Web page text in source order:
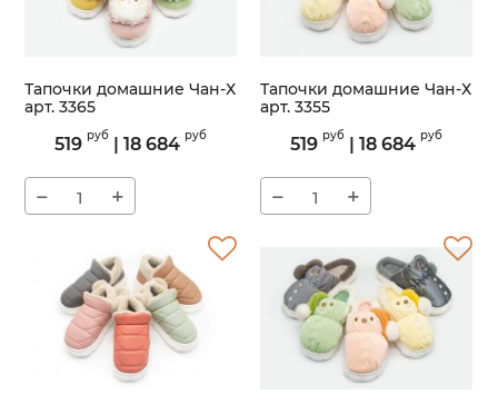
Тапочки домашние Чан-Х
арт. 3365
3365
519 руб | 18 684 руб
− +
Тапочки домашние Чан-Х
арт. 3355
3355
519 руб | 18 684 руб
− +